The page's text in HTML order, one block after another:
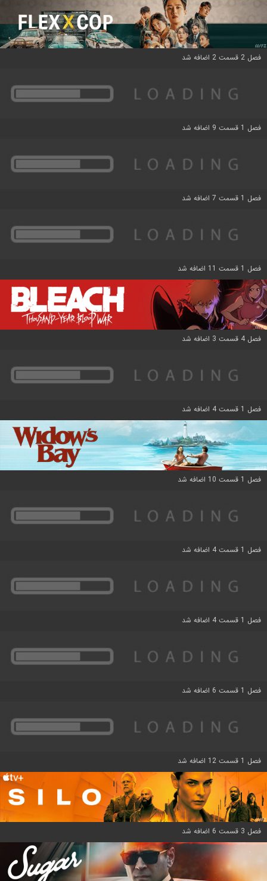
فصل 2 قسمت 2 اضافه شد
فصل 1 قسمت 9 اضافه شد
فصل 1 قسمت 7 اضافه شد
فصل 1 قسمت 11 اضافه شد
فصل 4 قسمت 3 اضافه شد
فصل 1 قسمت 4 اضافه شد
فصل 1 قسمت 10 اضافه شد
فصل 1 قسمت 4 اضافه شد
فصل 1 قسمت 4 اضافه شد
فصل 1 قسمت 6 اضافه شد
فصل 1 قسمت 12 اضافه شد
فصل 3 قسمت 6 اضافه شد